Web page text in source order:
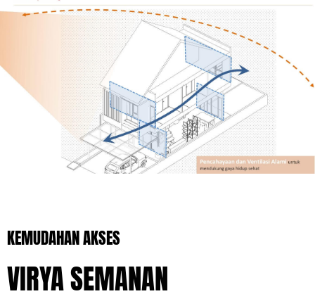
KEMUDAHAN AKSES
VIRYA SEMANAN